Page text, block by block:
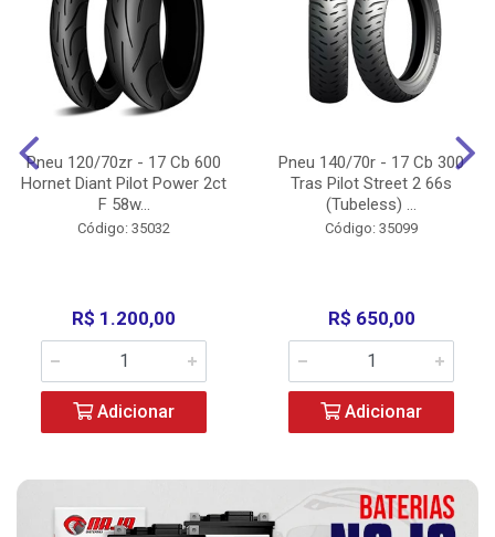
Pneu 120/70zr - 17 Cb 600
Hornet Diant Pilot Power 2ct
F 58w...
Código: 35032
R$ 1.200,00
Adicionar
Pneu 140/70r - 17 Cb 300
Tras Pilot Street 2 66s
(Tubeless) ...
Código: 35099
R$ 650,00
Adicionar